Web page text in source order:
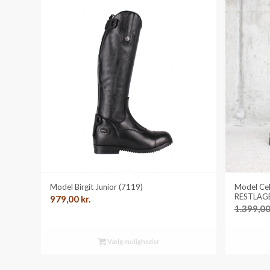
Model Birgit Junior (7119)
979,00 kr.
Vælg muligheder
Model